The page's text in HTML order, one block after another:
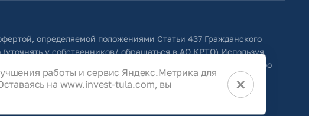
определяемой положениями Статьи 437 Гражданского
у собственников/ обращаться в АО КРТО).Используя
вносить изменения, удалять, исправлять, дополнять, либо
×
работы и сервис Яндекс.Метрика для
на www.invest-tula.com, вы